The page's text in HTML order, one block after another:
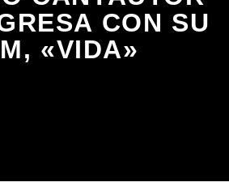
CON SU
«VIDA»